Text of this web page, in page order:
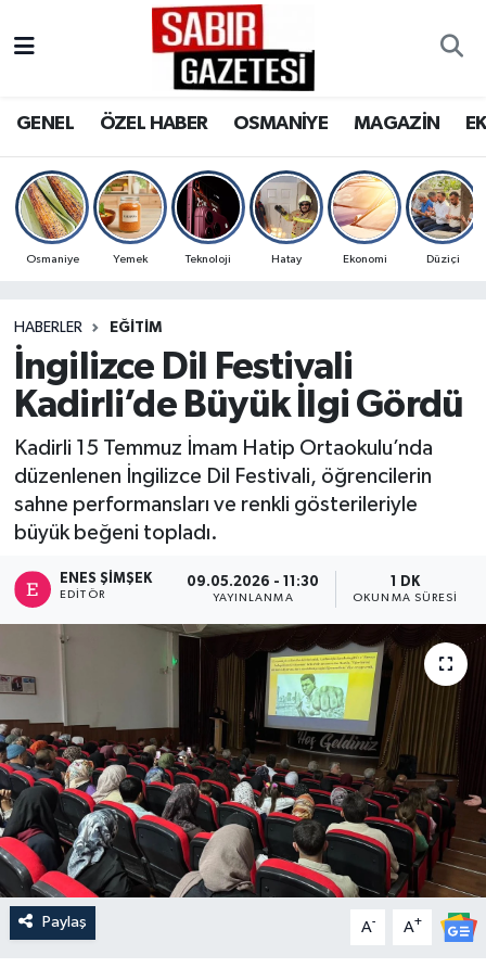
GENEL ÖZEL HABER OSMANİYE MAGAZİN
Osmaniye Yemek Teknoloji Hatay Ekonomi Düziçi
HABERLER EĞITIM
İngilizce Dil Festivali
Kadirli’de Büyük İlgi Gördü
Kadirli 15 Temmuz İmam Hatip Ortaokulu’nda
düzenlenen İngilizce Dil Festivali, öğrencilerin
sahne performansları ve renkli gösterileriyle
büyük beğeni topladı.
ENES ŞIMŞEK
EDITÖR
09.05.2026 - 11:30
YAYINLANMA
1 DK
OKUNMA SÜRESI
Paylaş A- A+
OSMANİYE
MAGAZİN
SPOR
RESMİ İLANLAR
Osmaniye Nöbetçi Eczaneler
Osmaniye Trafik Yoğunluk Haritası
Süper Lig Puan Durumu ve Fikstür
Son Dakika Haberleri
Haber Arşivi